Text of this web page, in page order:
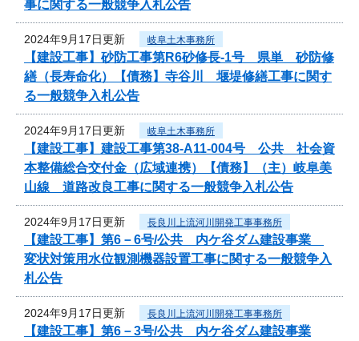
事に関する一般競争入札公告
2024年9月17日更新 岐阜土木事務所
【建設工事】砂防工事第R6砂修長-1号 県単 砂防修
繕（長寿命化）【債務】寺谷川 堰堤修繕工事に関す
る一般競争入札公告
2024年9月17日更新 岐阜土木事務所
【建設工事】建設工事第38-A11-004号 公共 社会資
本整備総合交付金（広域連携）【債務】（主）岐阜美
山線 道路改良工事に関する一般競争入札公告
2024年9月17日更新 長良川上流河川開発工事事務所
【建設工事】第6－6号/公共 内ケ谷ダム建設事業
変状対策用水位観測機器設置工事に関する一般競争入
札公告
2024年9月17日更新 長良川上流河川開発工事事務所
【建設工事】第6－3号/公共 内ケ谷ダム建設事業